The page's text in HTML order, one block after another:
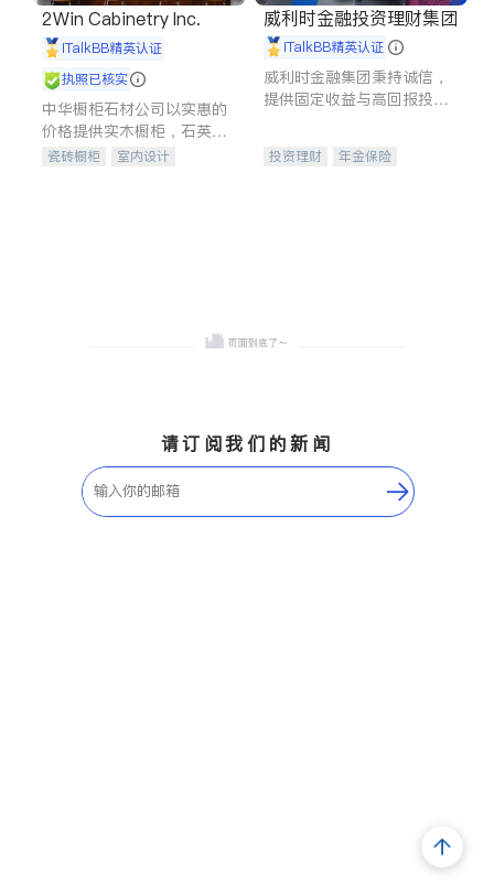
2Win Cabinetry Inc.
iTalkBB精英认证
执照已核实
中华橱柜石材公司以实惠的
价格提供实木橱柜，石英石
台面，多种优质不锈钢水
瓷砖橱柜
室内设计
威利时金融投资理财集团
iTalkBB精英认证
威利时金融集团秉持诚信，
提供固定收益与高回报投资
合，助力客户实现目标
投资理财
年金保险
请订阅我们的新闻